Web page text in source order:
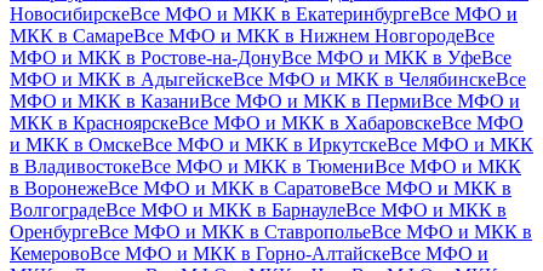
НовосибирскеВсе МФО и МКК в ЕкатеринбургеВсе МФО и
МКК в СамареВсе МФО и МКК в Нижнем НовгородеВсе
МФО и МКК в Ростове-на-ДонуВсе МФО и МКК в УфеВсе
МФО и МКК в АдыгейскеВсе МФО и МКК в ЧелябинскеВсе
МФО и МКК в КазаниВсе МФО и МКК в ПермиВсе МФО и
МКК в КрасноярскеВсе МФО и МКК в ХабаровскеВсе МФО
и МКК в ОмскеВсе МФО и МКК в ИркутскеВсе МФО и МКК
в ВладивостокеВсе МФО и МКК в ТюмениВсе МФО и МКК
в ВоронежеВсе МФО и МКК в СаратовеВсе МФО и МКК в
ВолгоградеВсе МФО и МКК в БарнаулеВсе МФО и МКК в
ОренбургеВсе МФО и МКК в СтавропольеВсе МФО и МКК в
КемеровоВсе МФО и МКК в Горно-АлтайскеВсе МФО и